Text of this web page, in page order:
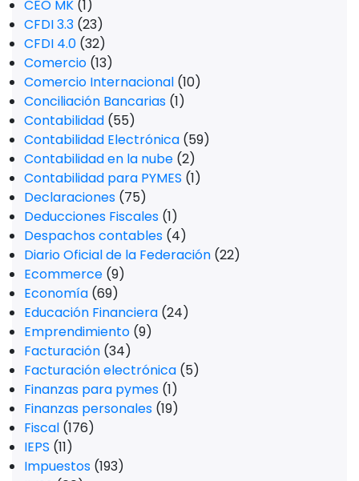
CEO MK (1)
CFDI 3.3 (23)
CFDI 4.0 (32)
Comercio (13)
Comercio Internacional (10)
Conciliación Bancarias (1)
Contabilidad (55)
Contabilidad Electrónica (59)
Contabilidad en la nube (2)
Contabilidad para PYMES (1)
Declaraciones (75)
Deducciones Fiscales (1)
Despachos contables (4)
Diario Oficial de la Federación (22)
Ecommerce (9)
Economía (69)
Educación Financiera (24)
Emprendimiento (9)
Facturación (34)
Facturación electrónica (5)
Finanzas para pymes (1)
Finanzas personales (19)
Fiscal (176)
IEPS (11)
Impuestos (193)